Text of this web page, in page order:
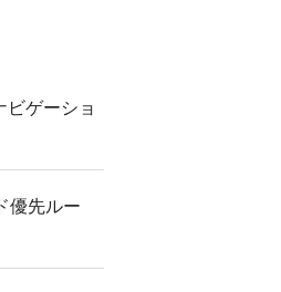
ゲーショ
優先ルー